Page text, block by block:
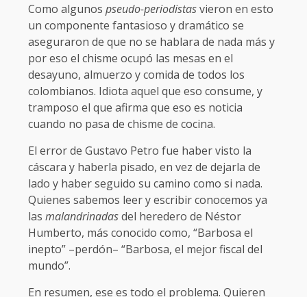
Como algunos pseudo-periodistasvieron en esto
un componente fantasioso y dramático se
aseguraron de que no se hablara de nada más y
por eso el chisme ocupó las mesas en el
desayuno, almuerzo y comida de todos los
colombianos. Idiota aquel que eso consume, y
tramposo el que afirma que eso es noticia
cuando no pasa de chisme de cocina.
El error de Gustavo Petro fue haber visto la
cáscara y haberla pisado, en vez de dejarla de
lado y haber seguido su camino como si nada.
Quienes sabemos leer y escribir conocemos ya
las malandrinadasdel heredero de Néstor
Humberto, más conocido como, “Barbosa el
inepto” –perdón– “Barbosa, el mejor fiscal del
mundo”.
En resumen, ese es todo el problema. Quieren